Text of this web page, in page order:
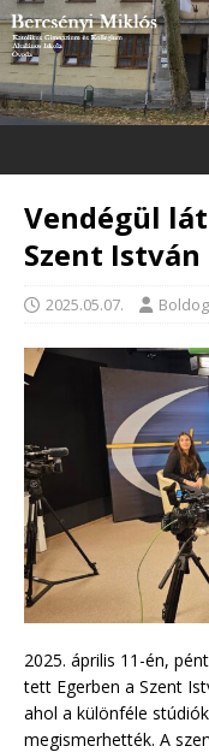
Vendégül
Szent
2025.05.07.
2025. április 11-én,
tett Egerben a Szent
ahol a különféle
megismerhették. A